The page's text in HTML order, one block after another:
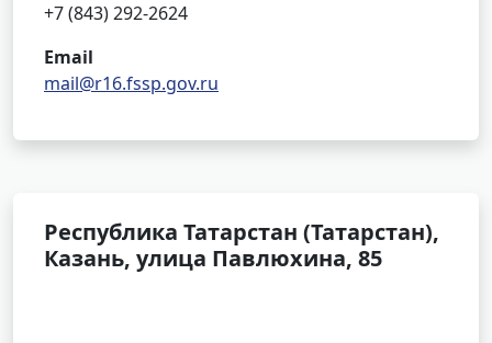
+7 (843) 292-2624
Email
mail@r16.fssp.gov.ru
Республика Татарстан (Татарстан),
Казань, улица Павлюхина, 85